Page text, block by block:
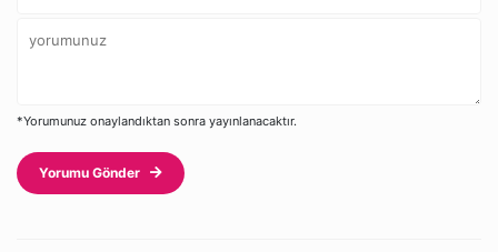
*Yorumunuz onaylandıktan sonra yayınlanacaktır.
Yorumu Gönder